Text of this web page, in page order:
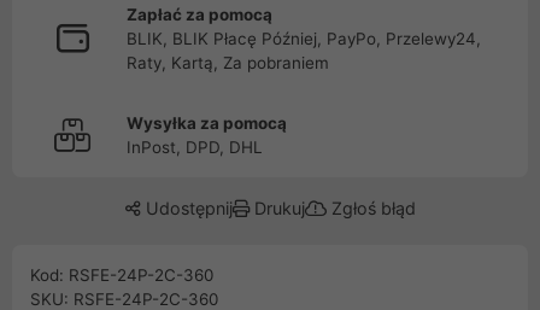
Zapłać za pomocą
BLIK, BLIK Płacę Później, PayPo, Przelewy24,
Raty, Kartą, Za pobraniem
Wysyłka za pomocą
InPost, DPD, DHL
Udostępnij Drukuj Zgłoś błąd
Kod: RSFE-24P-2C-360
SKU: RSFE-24P-2C-360